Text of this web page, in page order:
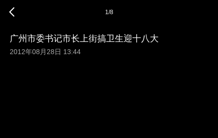
1/8
广州市委书记市长上街搞卫生迎十八大
2012年08月28日 13:44